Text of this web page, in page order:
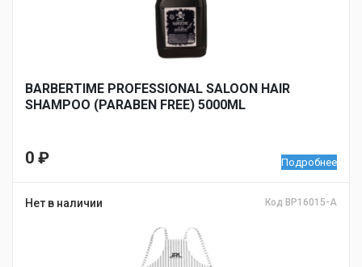
BARBERTIME PROFESSIONAL SALOON HAIR
SHAMPOO (PARABEN FREE) 5000ML
0 ₽ Подробнее
Нет в наличии Код BP16015-A